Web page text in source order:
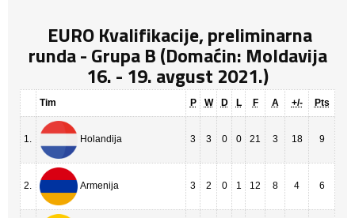
EURO Kvalifikacije, preliminarna
runda - Grupa B (Domaćin: Moldavija
16. - 19. avgust 2021.)
Tim P W D L F A +/- Pts
1. Holandija 3 3 0 0 21 3 18 9
2. Armenija 3 2 0 1 12 8 4 6